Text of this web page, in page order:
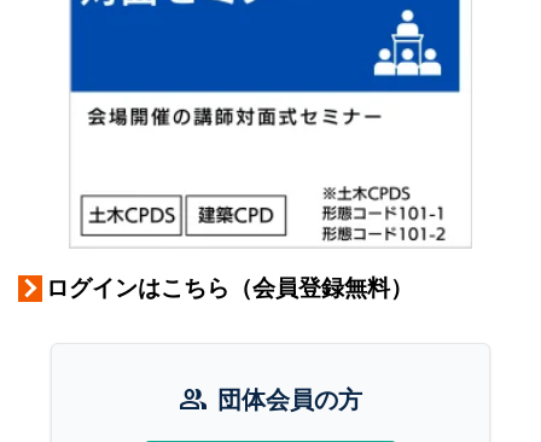
ログインはこちら（会員登録無料）
group 団体会員の方